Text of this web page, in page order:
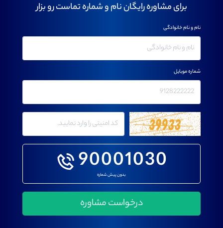
برای مشاوره رایگان نام و شماره تماست رو بزار
90001030
بدون پیش شماره
نام و نام خانوادگی
شماره موبایل